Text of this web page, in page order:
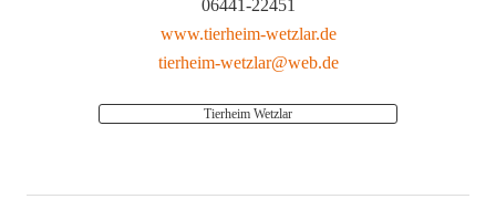
06441-22451
www.tierheim-wetzlar.de
tierheim-wetzlar@web.de
Tierheim Wetzlar